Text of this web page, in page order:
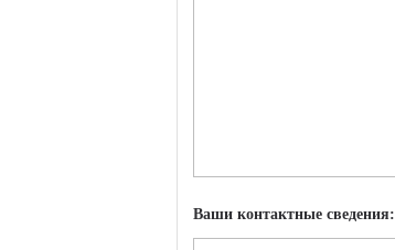
Ваши контактные сведения: